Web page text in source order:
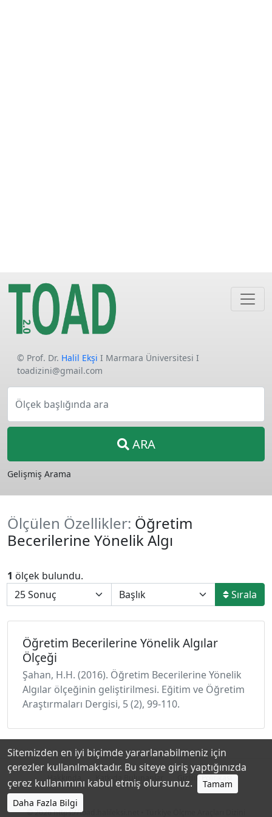
© Prof. Dr. Halil Ekşi I Marmara Üniversitesi I
toadizini@gmail.com
Ölçek başlığında ara
ARA
Gelişmiş Arama
Ölçülen Özellikler: Öğretim
Becerilerine Yönelik Algı
1 ölçek bulundu.
Sırala
Öğretim Becerilerine Yönelik Algılar
Ölçeği
Şahan, H.H. (2016). Öğretim Becerilerine Yönelik
Algılar ölçeğinin geliştirilmesi. Eğitim ve Öğretim
Araştırmaları Dergisi, 5 (2), 99-110.
Hakkında Katkıda Bulunanlar Gizlilik Politikası
© 2026https://toad.halileksi.net
Sitemizden en iyi biçimde yararlanabilmeniz için
çerezler kullanılmaktadır. Bu siteye giriş yaptığınızda
çerez kullanımını kabul etmiş olursunuz.
Tamam
Daha Fazla Bilgi